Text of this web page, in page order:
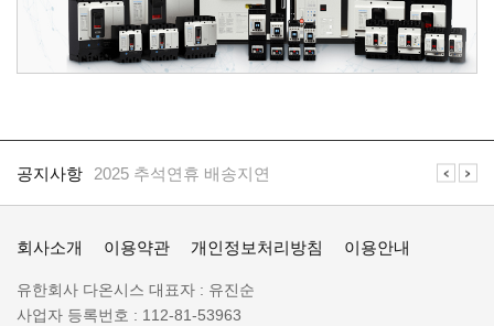
지
공지사항 2025 추석연휴 배송지연
공지사항 일렉프로는 수배전반 전기자재 전문 쇼핑몰 입니다
렉
로
정
회사소개 이용약관 개인정보처리방침 이용안내
회
사
유한회사 다온시스 대표자 : 유진순
사업자 등록번호 : 112-81-53963